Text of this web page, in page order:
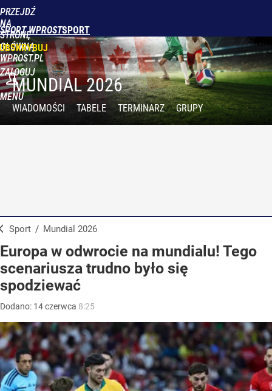
PRZEJDŹ
NA
STRONĘ
GŁÓWNĄ
WPROST.PL
SPORT WPROST
ZALOGUJ
MENU
MUNDIAL 2026
WIADOMOŚCI TABELE TERMINARZ GRUPY
Sport / Mundial 2026
Europa w odwrocie na mundialu! Tego
scenariusza trudno było się
spodziewać
Dodano: 14czerwca 8:25